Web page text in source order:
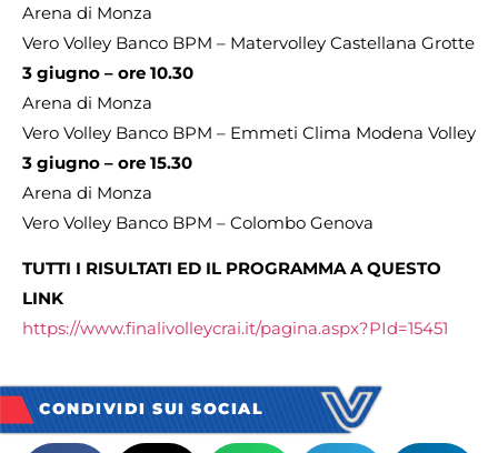
Arena di Monza
Vero Volley Banco BPM – Matervolley Castellana Grotte
3 giugno – ore 10.30
Arena di Monza
Vero Volley Banco BPM – Emmeti Clima Modena Volley
3 giugno – ore 15.30
Arena di Monza
Vero Volley Banco BPM – Colombo Genova
TUTTI I RISULTATI ED IL PROGRAMMA A QUESTO
LINK
https://www.finalivolleycrai.it/pagina.aspx?PId=15451
CONDIVIDI SUI SOCIAL